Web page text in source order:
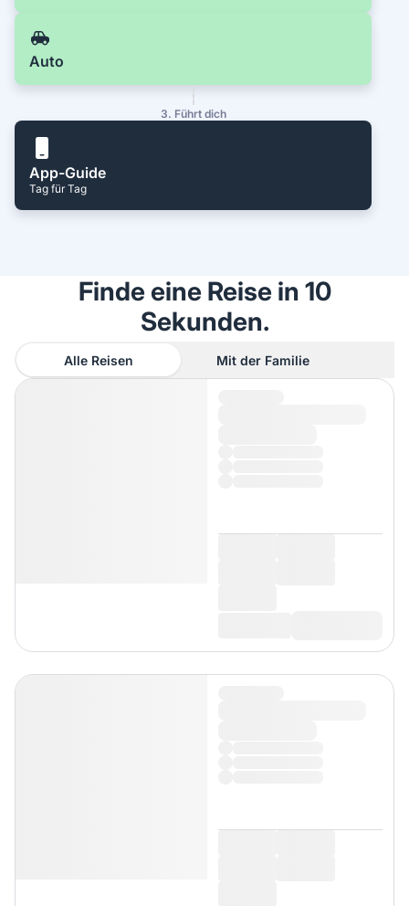
Auto
3. Führt dich
App-Guide
Tag für Tag
Finde eine Reise in 10
Sekunden.
Alle Reisen Mit der Familie